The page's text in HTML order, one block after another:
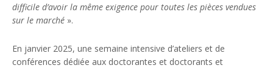
difficile d’avoir la même exigence pour toutes les pièces vendues
sur le marché ».
En janvier 2025, une semaine intensive d’ateliers et de
conférences dédiée aux doctorantes et doctorants et